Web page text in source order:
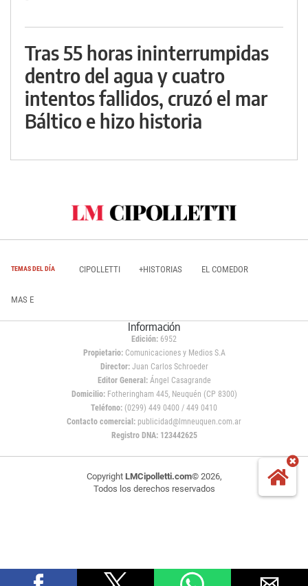
Tras 55 horas ininterrumpidas
dentro del agua y cuatro
intentos fallidos, cruzó el mar
Báltico e hizo historia
TEMAS DEL DÍA CIPOLLETTI +HISTORIAS EL COMEDOR
MAS E
Información
Edición: 6952
Propietario:Comunicaciones y Medios S.A
Director: Juan Carlos Schroeder
Editor General:Ángel Casagrande
Domicilio:Fotheringham 445, Neuquén (CP 8300)
Teléfono: (0299) 449 0400 / 449 0410
Contacto comercial: publicidad@lmneuquen.com.ar
Registro DNA: 123442625
Copyright LMCipolletti.com© 2026,
Todos los derechos reservados